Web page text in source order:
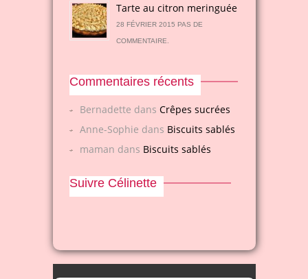
Tarte au citron meringuée
28 FÉVRIER 2015 PAS DE
COMMENTAIRE.
Commentaires récents
Bernadette dansCrêpes sucrées
Anne-Sophie dans Biscuits sablés
maman dans Biscuits sablés
Suivre Célinette